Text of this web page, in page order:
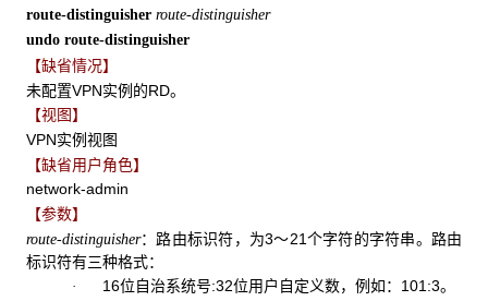
route-distinguisher route-distinguisher
undo route-distinguisher
【缺省情况】
未配置VPN实例的RD。
【视图】
VPN实例视图
【缺省用户角色】
network-admin
【参数】
route-distinguisher：路由标识符，为3～21个字符的字符串。路由
标识符有三种格式：
· 16位自治系统号:32位用户自定义数，例如：101:3。